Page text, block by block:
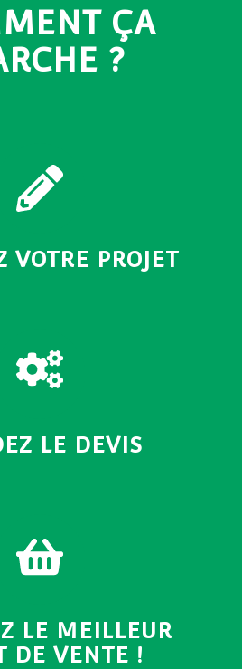
ÇA
?
VOTRE PROJET
LE DEVIS
LE MEILLEUR
DE VENTE !